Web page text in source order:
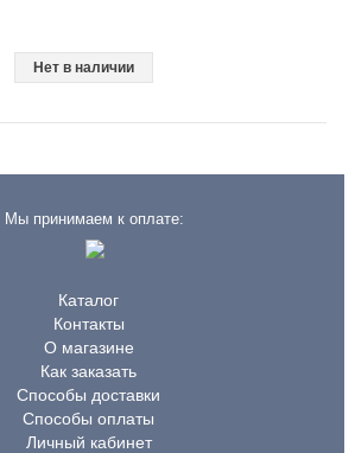
Нет в наличии
Мы принимаем к оплате:
Каталог
Контакты
О магазине
Как заказать
Способы доставки
Способы оплаты
Личный кабинет